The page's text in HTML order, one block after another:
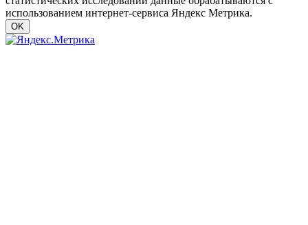
использованием интернет-сервиса Яндекс Метрика.
OK